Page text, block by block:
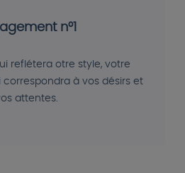
n°1
reflétera otre style, votre
à vos désirs et
attentes.